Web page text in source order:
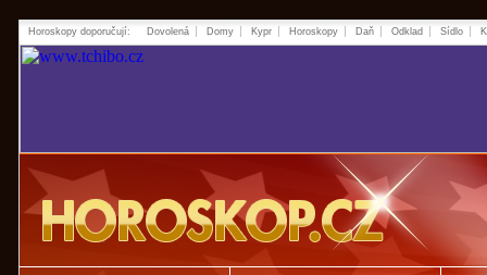
Horoskopy doporučují: Dovolená Domy Kypr Horoskopy Daň Odklad Sídlo